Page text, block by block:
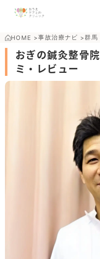
HOME >事故治療ナビ >群馬
おぎの鍼灸整骨
ミ・レビュー